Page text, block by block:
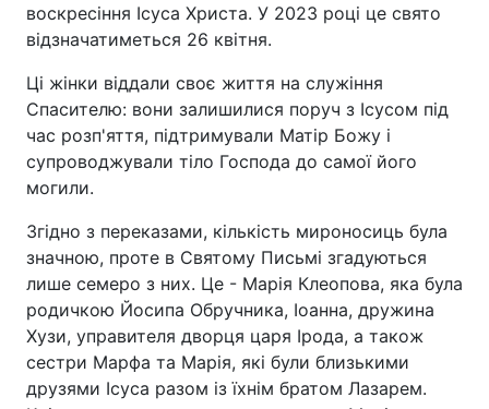
воскресіння Ісуса Христа. У 2023 році це свято
відзначатиметься 26 квітня.
Ці жінки віддали своє життя на служіння
Спасителю: вони залишилися поруч з Ісусом під
час розп'яття, підтримували Матір Божу і
супроводжували тіло Господа до самої його
могили.
Згідно з переказами, кількість мироносиць була
значною, проте в Святому Письмі згадуються
лише семеро з них. Це - Марія Клеопова, яка була
родичкою Йосипа Обручника, Іоанна, дружина
Хузи, управителя дворця царя Ірода, а також
сестри Марфа та Марія, які були близькими
друзями Ісуса разом із їхнім братом Лазарем.